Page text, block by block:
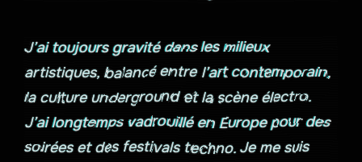
J’ai toujours gravité dans les milieux
artistiques, balancé entre l’art contemporain,
la culture underground et la scène électro.
J’ai longtemps vadrouillé en Europe pour des
soirées et des festivals techno. Je me suis